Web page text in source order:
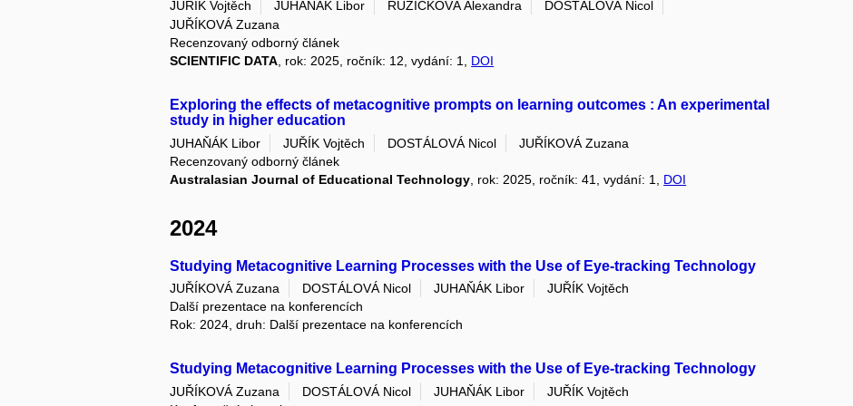
JUŘÍK Vojtěch JUHAŇÁK Libor RUŽIČKOVÁ Alexandra
DOSTÁLOVÁ Nicol
JUŘÍKOVÁ Zuzana
Recenzovaný odborný článek
SCIENTIFIC DATA, rok: 2025, ročník: 12, vydání: 1, DOI
Exploring the effects of metacognitive prompts on learning outcomes : An experimental
study in higher education
JUHAŇÁK Libor JUŘÍK Vojtěch DOSTÁLOVÁ Nicol
JUŘÍKOVÁ Zuzana
Recenzovaný odborný článek
Australasian Journal of Educational Technology , rok: 2025, ročník: 41, vydání: 1, DOI
2024
Studying Metacognitive Learning Processes with the Use of Eye-tracking Technology
JUŘÍKOVÁ Zuzana DOSTÁLOVÁ Nicol JUHAŇÁK Libor
JUŘÍK Vojtěch
Další prezentace na konferencích
Rok: 2024, druh: Další prezentace na konferencích
Studying Metacognitive Learning Processes with the Use of Eye-tracking Technology
JUŘÍKOVÁ Zuzana DOSTÁLOVÁ Nicol JUHAŇÁK Libor
JUŘÍK Vojtěch